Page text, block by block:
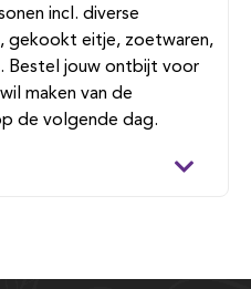
incl. diverse
gekookt eitje, zoetwaren,
Bestel jouw ontbijt voor
maken van de
de volgende dag.